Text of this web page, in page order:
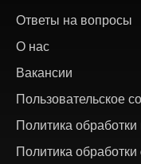
Ответы на вопросы
О нас
Вакансии
Пользовательское
Политика
Политика